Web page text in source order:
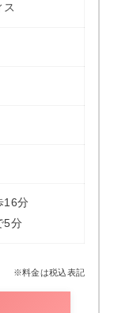
ス
16分
5分
※料金は税込表記